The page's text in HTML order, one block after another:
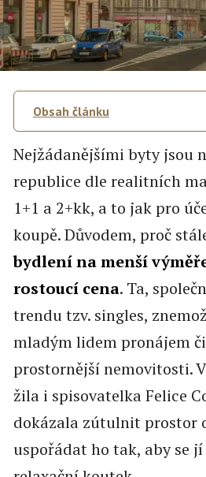
Obsah článku
Nejžádanějšími byty jsou
republice dle realitních
1+1 a 2+kk, a to jak pro
koupě. Důvodem, proč
bydlení na menší
rostoucí cena. Ta,
trendu tzv. singles,
mladým lidem pronájem
prostornější nemovitosti.
žila i spisovatelka Felice
dokázala zútulnit prostor
uspořádat ho tak, aby se